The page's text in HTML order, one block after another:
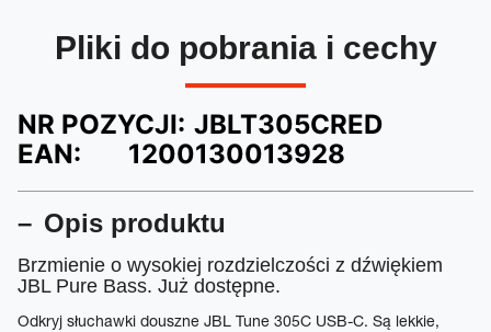
Pliki do pobrania i cechy
NR POZYCJI: JBLT305CRED
EAN:
1200130013928
Opis produktu
Brzmienie o wysokiej rozdzielczości z dźwiękiem
JBL Pure Bass. Już dostępne.
Odkryj słuchawki douszne JBL Tune 305C USB-C. Są lekkie,